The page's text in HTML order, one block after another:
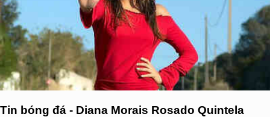
Tin bóng đá - Diana Morais Rosado Quintela